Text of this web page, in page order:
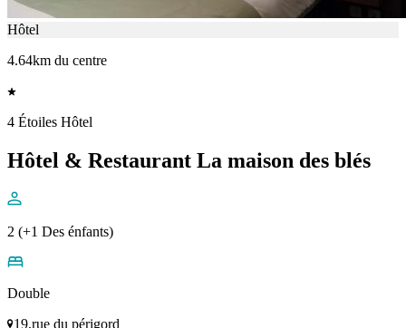
Hôtel
4.64km du centre
4 Étoiles Hôtel
Hôtel & Restaurant La maison des blés
2 (+1 Des énfants)
Double
19,rue du périgord